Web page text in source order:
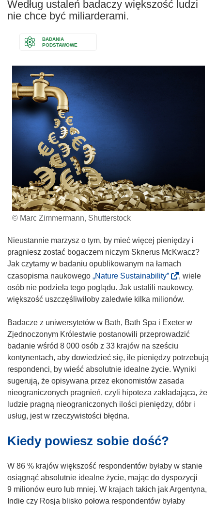
Według ustaleń badaczy większość ludzi
nie chce być miliarderami.
BADANIA
PODSTAWOWE
© Marc Zimmermann, Shutterstock
Nieustannie marzysz o tym, by mieć więcej pieniędzy i
pragniesz zostać bogaczem niczym Sknerus McKwacz?
Jak czytamy w badaniu opublikowanym na łamach
czasopisma naukowego „Nature Sustainability”(
o
d
o
ś
n
i
k
o
t
w
ę
w
, wiele
osób nie podziela tego poglądu. Jak ustalili naukowcy,
większość uszczęśliwiłoby zaledwie kilka milionów.
Badacze z uniwersytetów w Bath, Bath Spa i Exeter w
Zjednoczonym Królestwie postanowili przeprowadzić
badanie wśród 8 000 osób z 33 krajów na sześciu
kontynentach, aby dowiedzieć się, ile pieniędzy potrzebują
respondenci, by wieść absolutnie idealne życie. Wyniki
sugerują, że opisywana przez ekonomistów zasada
nieograniczonych pragnień, czyli hipoteza zakładająca, że
ludzie pragną nieograniczonych ilości pieniędzy, dóbr i
usług, jest w rzeczywistości błędna.
Kiedy powiesz sobie dość?
W 86 % krajów większość respondentów byłaby w stanie
osiągnąć absolutnie idealne życie, mając do dyspozycji
9 milionów euro lub mniej. W krajach takich jak Argentyna,
Indie czy Rosja blisko połowa respondentów byłaby